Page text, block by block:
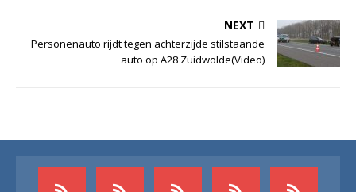
NEXT
Personenauto rijdt tegen achterzijde stilstaande
auto op A28 Zuidwolde(Video)